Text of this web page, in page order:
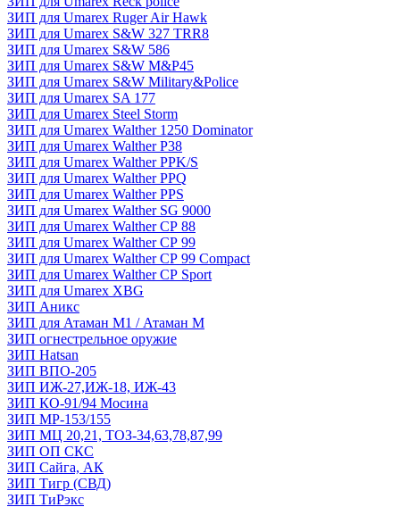
ЗИП для Umarex Ruger Air Hawk
ЗИП для Umarex S&W 327 TRR8
ЗИП для Umarex S&W 586
ЗИП для Umarex S&W M&P45
ЗИП для Umarex S&W Military&Police
ЗИП для Umarex SA 177
ЗИП для Umarex Steel Storm
ЗИП для Umarex Walther 1250 Dominator
ЗИП для Umarex Walther P38
ЗИП для Umarex Walther PPK/S
ЗИП для Umarex Walther PPQ
ЗИП для Umarex Walther PPS
ЗИП для Umarex Walther SG 9000
ЗИП для Umarex Walther СР 88
ЗИП для Umarex Walther СР 99
ЗИП для Umarex Walther СР 99 Compact
ЗИП для Umarex Walther СР Sport
ЗИП для Umarex XBG
ЗИП Аникс
ЗИП для Атаман М1 / Атаман М
ЗИП огнестрельное оружие
ЗИП Hatsan
ЗИП ВПО-205
ЗИП ИЖ-27,ИЖ-18, ИЖ-43
ЗИП КО-91/94 Мосина
ЗИП МР-153/155
ЗИП МЦ 20,21, ТОЗ-34,63,78,87,99
ЗИП ОП СКС
ЗИП Сайга, АК
ЗИП Тигр (СВД)
ЗИП ТиРэкс